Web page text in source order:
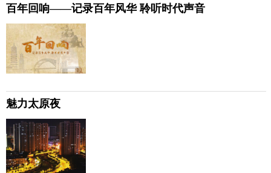
百年回响——记录百年风华 聆听时代声音
魅力太原夜